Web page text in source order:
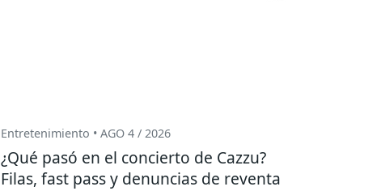
Entretenimiento • AGO 4 / 2026
¿Qué pasó en el concierto de Cazzu?
Filas, fast pass y denuncias de reventa